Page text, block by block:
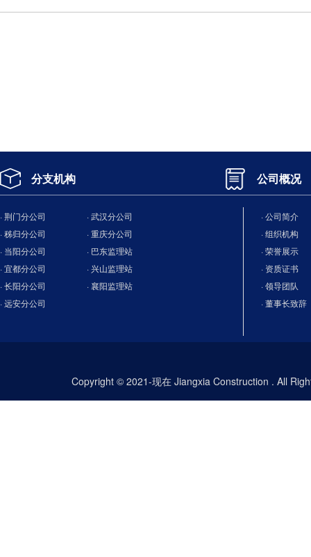
分支机构 公司概况
· 荆门分公司
· 秭归分公司
· 当阳分公司
· 宜都分公司
· 长阳分公司
· 远安分公司
· 武汉分公司
· 重庆分公司
· 巴东监理站
· 兴山监理站
· 襄阳监理站
· 公司简介
· 组织机构
· 荣誉展示
· 资质证书
· 领导团队
· 董事长致辞
Copyright © 2021-现在 Jiangxia Construction . All